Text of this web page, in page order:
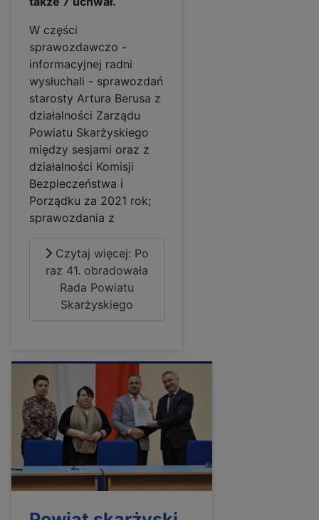
W części
sprawozdawczo -
informacyjnej radni
wysłuchali - sprawozdań
starosty Artura Berusa z
działalności Zarządu
Powiatu Skarżyskiego
między sesjami oraz z
działalności Komisji
Bezpieczeństwa i
Porządku za 2021 rok;
sprawozdania z
Czytaj więcej: Po
raz 41. obradowała
Rada Powiatu
Skarżyskiego